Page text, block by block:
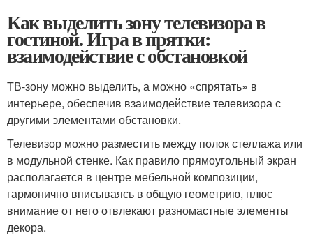
Как выделить зону телевизора в
гостиной. Игра в прятки:
взаимодействие с обстановкой
ТВ-зону можно выделить, а можно «спрятать» в
интерьере, обеспечив взаимодействие телевизора с
другими элементами обстановки.
Телевизор можно разместить между полок стеллажа или
в модульной стенке. Как правило прямоугольный экран
располагается в центре мебельной композиции,
гармонично вписываясь в общую геометрию, плюс
внимание от него отвлекают разномастные элементы
декора.